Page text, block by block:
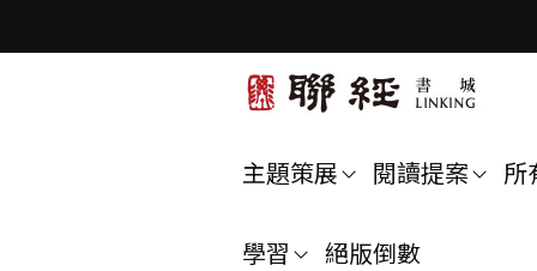
主題策展 閱讀提案 所
學習 絕版倒數